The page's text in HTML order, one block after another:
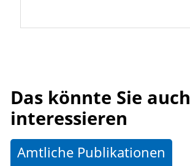
Das könnte Sie auch
interessieren
Amtliche Publikationen